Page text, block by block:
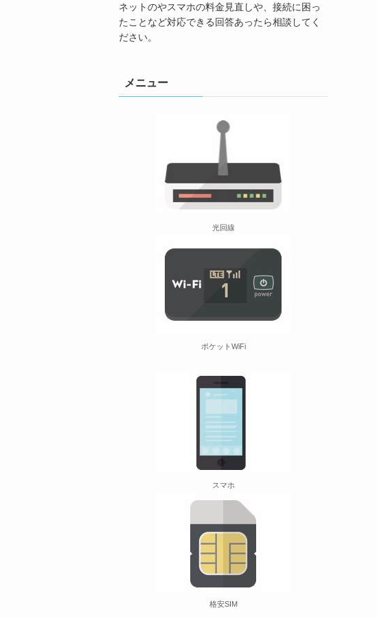
ネットのやスマホの料金見直しや、接続に困っ
たことなど対応できる回答あったら相談してく
ださい。
メニュー
光回線
ポケットWiFi
スマホ
格安SIM